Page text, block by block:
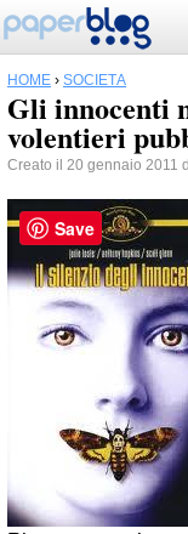
HOME › SOCIETÀ
Gli innocenti
volentieri
Creato il 20 gennaio 2011
Save